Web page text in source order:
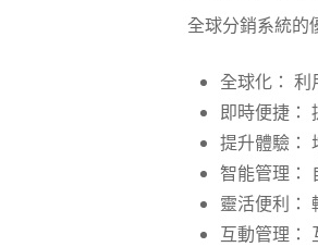
全球分銷系統的
全球化： 利
即時便捷：
提升體驗：
智能管理：
靈活便利：
互動管理：